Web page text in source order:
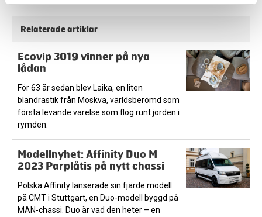
Relaterade artiklar
Ecovip 3019 vinner på nya
lådan
För 63 år sedan blev Laika, en liten
blandrastik från Moskva, världsberömd som
första levande varelse som flög runt jorden i
rymden.
Modellnyhet: Affinity Duo M
2023 Parplåtis på nytt chassi
Polska Affinity lanserade sin fjärde modell
på CMT i Stuttgart, en Duo-modell byggd på
MAN-chassi. Duo är vad den heter – en